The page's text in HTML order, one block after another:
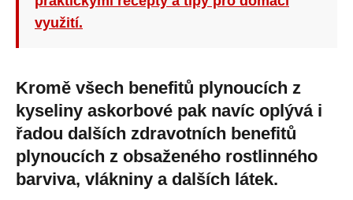
využití.
Kromě všech benefitů plynoucích z
kyseliny askorbové pak navíc oplývá i
řadou dalších zdravotních benefitů
plynoucích z obsaženého rostlinného
barviva, vlákniny a dalších látek.